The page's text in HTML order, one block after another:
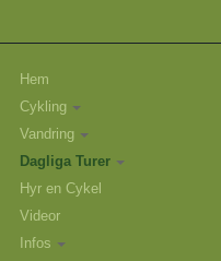
Hem
Cykling
Vandring
Dagliga Turer
Hyr en Cykel
Videor
Infos